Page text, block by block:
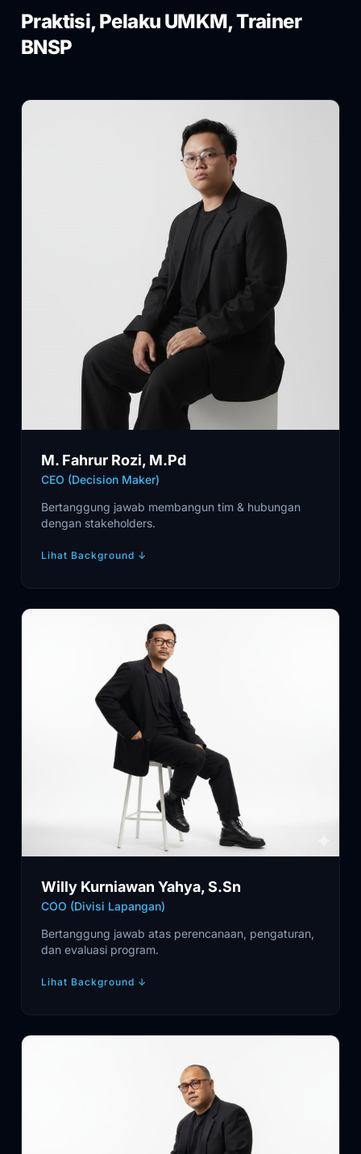
Praktisi, Pelaku UMKM, Trainer
BNSP
M. Fahrur Rozi, M.Pd
CEO (Decision Maker)
Bertanggung jawab membangun tim & hubungan
dengan stakeholders.
Lihat Background ↓
Willy Kurniawan Yahya, S.Sn
COO (Divisi Lapangan)
Bertanggung jawab atas perencanaan, pengaturan,
dan evaluasi program.
Lihat Background ↓